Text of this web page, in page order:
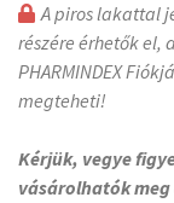
A piros lakattal
részére érhetők el,
PHARMINDEX
megteheti!
Kérjük, vegye
vásárolhatók